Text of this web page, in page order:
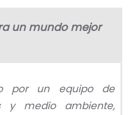
un mundo mejor
por un equipo de
y medio ambiente,